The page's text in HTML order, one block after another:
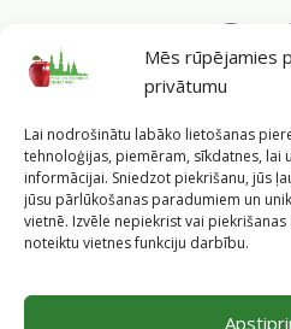
Mēs rūpējamies
privātumu
Lai nodrošinātu labāko lietošanas
tehnoloģijas, piemēram, sīkdatnes, lai
informācijai. Sniedzot piekrišanu, jūs
jūsu pārlūkošanas paradumiem un
vietnē. Izvēle nepiekrist vai
noteiktu vietnes funkciju darbību.
©2026 Veselīgs rīdzinieks
informāciju, atsauce uz Rīgas